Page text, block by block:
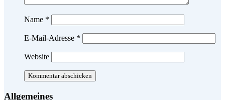
Name *
E-Mail-Adresse *
Website
Allgemeines